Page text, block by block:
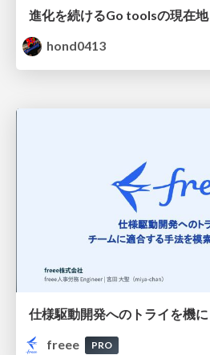
hond0413
freee
PRO